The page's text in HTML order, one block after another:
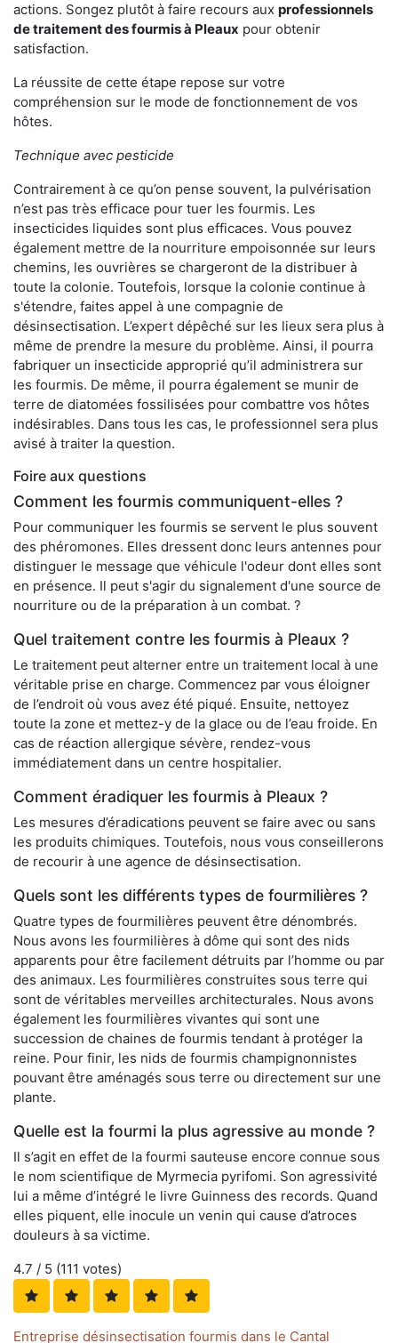
actions. Songez plutôt à faire recours aux professionnels
de traitement des fourmis à Pleaux pour obtenir
satisfaction.
La réussite de cette étape repose sur votre
compréhension sur le mode de fonctionnement de vos
hôtes.
Technique avec pesticide
Contrairement à ce qu’on pense souvent, la pulvérisation
n’est pas très efficace pour tuer les fourmis. Les
insecticides liquides sont plus efficaces. Vous pouvez
également mettre de la nourriture empoisonnée sur leurs
chemins, les ouvrières se chargeront de la distribuer à
toute la colonie. Toutefois, lorsque la colonie continue à
s'étendre, faites appel à une compagnie de
désinsectisation. L’expert dépêché sur les lieux sera plus à
même de prendre la mesure du problème. Ainsi, il pourra
fabriquer un insecticide approprié qu’il administrera sur
les fourmis. De même, il pourra également se munir de
terre de diatomées fossilisées pour combattre vos hôtes
indésirables. Dans tous les cas, le professionnel sera plus
avisé à traiter la question.
Foire aux questions
Comment les fourmis communiquent-elles ?
Pour communiquer les fourmis se servent le plus souvent
des phéromones. Elles dressent donc leurs antennes pour
distinguer le message que véhicule l'odeur dont elles sont
en présence. Il peut s'agir du signalement d'une source de
nourriture ou de la préparation à un combat. ?
Quel traitement contre les fourmis à Pleaux ?
Le traitement peut alterner entre un traitement local à une
véritable prise en charge. Commencez par vous éloigner
de l’endroit où vous avez été piqué. Ensuite, nettoyez
toute la zone et mettez-y de la glace ou de l’eau froide. En
cas de réaction allergique sévère, rendez-vous
immédiatement dans un centre hospitalier.
Comment éradiquer les fourmis à Pleaux ?
Les mesures d’éradications peuvent se faire avec ou sans
les produits chimiques. Toutefois, nous vous conseillerons
de recourir à une agence de désinsectisation.
Quels sont les différents types de fourmilières ?
Quatre types de fourmilières peuvent être dénombrés.
Nous avons les fourmilières à dôme qui sont des nids
apparents pour être facilement détruits par l’homme ou par
des animaux. Les fourmilières construites sous terre qui
sont de véritables merveilles architecturales. Nous avons
également les fourmilières vivantes qui sont une
succession de chaines de fourmis tendant à protéger la
reine. Pour finir, les nids de fourmis champignonnistes
pouvant être aménagés sous terre ou directement sur une
plante.
Quelle est la fourmi la plus agressive au monde ?
Il s’agit en effet de la fourmi sauteuse encore connue sous
le nom scientifique de Myrmecia pyrifomi. Son agressivité
lui a même d’intégré le livre Guinness des records. Quand
elles piquent, elle inocule un venin qui cause d’atroces
douleurs à sa victime.
4.7 / 5 (111 votes)
Entreprise désinsectisation fourmis dans le Cantal